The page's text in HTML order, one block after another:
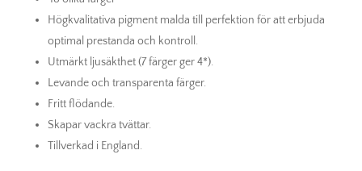
Högkvalitativa pigment malda till perfektion för att erbjuda
optimal prestanda och kontroll.
Utmärkt ljusäkthet (7 färger ger 4*).
Levande och transparenta färger.
Fritt flödande.
Skapar vackra tvättar.
Tillverkad i England.